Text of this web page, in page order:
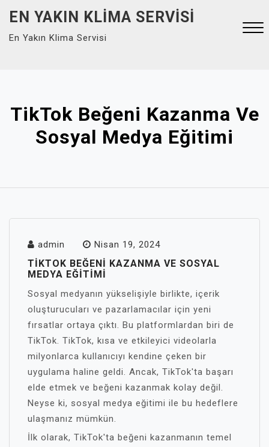
content
EN YAKIN KLIMA SERVISI
En Yakın Klima Servisi
TikTok Beğeni Kazanma Ve
Sosyal Medya Eğitimi
admin Nisan 19, 2024
TIKTOK BEĞENI KAZANMA VE SOSYAL
MEDYA EĞITIMI
Sosyal medyanın yükselişiyle birlikte, içerik
oluşturucuları ve pazarlamacılar için yeni
fırsatlar ortaya çıktı. Bu platformlardan biri de
TikTok. TikTok, kısa ve etkileyici videolarla
milyonlarca kullanıcıyı kendine çeken bir
uygulama haline geldi. Ancak, TikTok'ta başarı
elde etmek ve beğeni kazanmak kolay değil.
Neyse ki, sosyal medya eğitimi ile bu hedeflere
ulaşmanız mümkün.
İlk olarak, TikTok'ta beğeni kazanmanın temel